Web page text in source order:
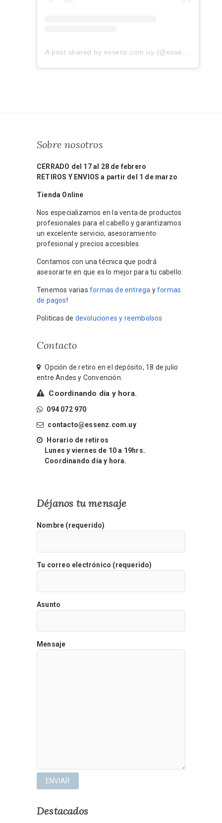
A post shared by essenz.com.uy (@essenz.com.uy)
Sobre nosotros
CERRADO del 17 al 28 de febrero
RETIROS Y ENVIOS a partir del 1 de marzo
Tienda Online
Nos especializamos en la venta de productos
profesionales para el cabello y garantizamos
un excelente servicio, asesoramiento
profesional y precios accesibles.
Contamos con una técnica que podrá
asesorarte en que es lo mejor para tu cabello.
Tenemos varias formas de entrega yformas
de pagos!
Politicas de devoluciones y reembolsos
Contacto
Opción de retiro en el depósito, 18 de julio
entre Andes y Convención.
Coordinando día y hora.
094 072 970
contacto@essenz.com.uy
Horario de retiros
Lunes y viernes de 10 a 19hrs.
Coordinando día y hora.
Déjanos tu mensaje
Nombre (requerido)
Tu correo electrónico (requerido)
Asunto
Mensaje
Destacados